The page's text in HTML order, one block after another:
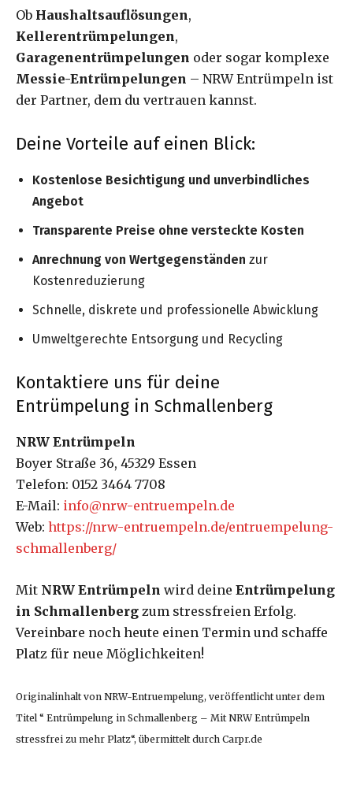
Ob Haushaltsauflösungen,
Kellerentrümpelungen,
Garagenentrümpelungen oder sogar komplexe
Messie-Entrümpelungen – NRW Entrümpeln ist
der Partner, dem du vertrauen kannst.
Deine Vorteile auf einen Blick:
Kostenlose Besichtigung und unverbindliches
Angebot
Transparente Preise ohne versteckte Kosten
Anrechnung von Wertgegenständen zur
Kostenreduzierung
Schnelle, diskrete und professionelle Abwicklung
Umweltgerechte Entsorgung und Recycling
Kontaktiere uns für deine
Entrümpelung in Schmallenberg
NRW Entrümpeln
Boyer Straße 36, 45329 Essen
Telefon: 0152 3464 7708
E-Mail: info@nrw-entruempeln.de
Web: https://nrw-entruempeln.de/entruempelung-
schmallenberg/
Mit NRW Entrümpeln wird deine Entrümpelung
in Schmallenberg zum stressfreien Erfolg.
Vereinbare noch heute einen Termin und schaffe
Platz für neue Möglichkeiten!
Originalinhalt von NRW-Entruempelung, veröffentlicht unter dem
Titel “ Entrümpelung in Schmallenberg – Mit NRW Entrümpeln
stressfrei zu mehr Platz“, übermittelt durch Carpr.de